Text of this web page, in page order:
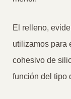
El relleno,
utilizamos para
cohesivo de
función del tipo